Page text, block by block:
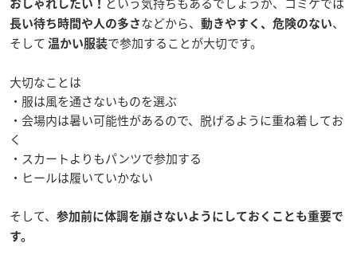
おしゃれしたい！
長い待ち時間や人の多さ などから、 動きやすく、危険のない、
そして 温かい服装で参加することが大切です。
大切なことは
・服は風を通さないものを選ぶ
・会場内は暑い可能性があるので、脱げるように重ね着してお
く
・スカートよりもパンツで参加する
・ヒールは履いていかない
そして、
参加前に体調を崩さないようにしておくことも重要で
す。